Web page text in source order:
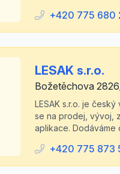
+420 775 680
LESAK s.r.o.
Božetěchova
LESAK s.r.o. je
se na prodej, vývoj,
aplikace. Dodáváme
+420 775 873